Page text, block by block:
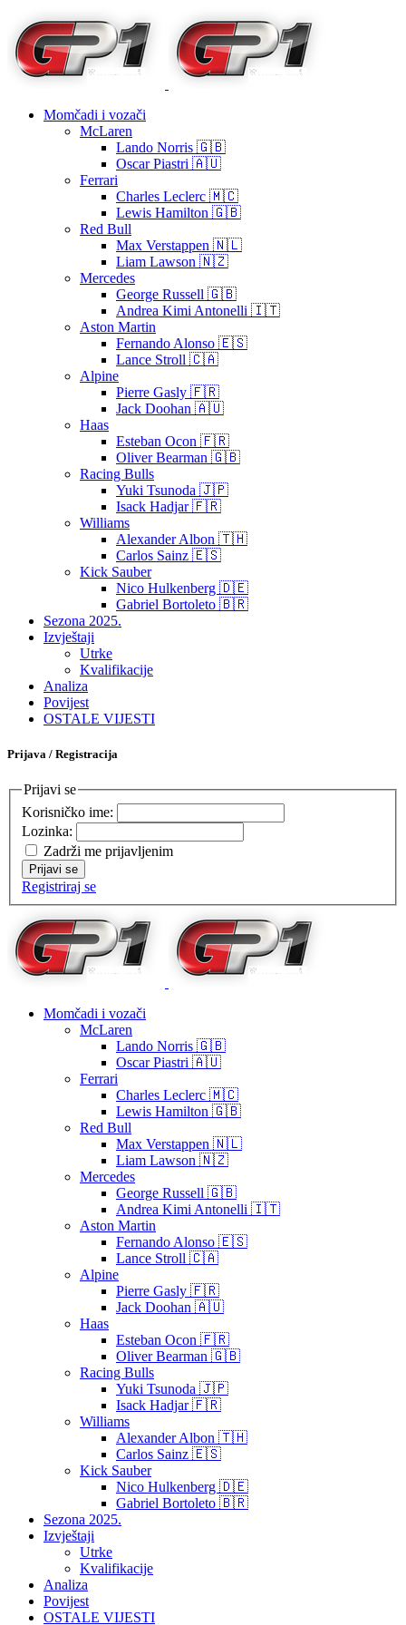
Momčadi i vozači
McLaren
Lando Norris 🇬🇧
Oscar Piastri 🇦🇺
Ferrari
Charles Leclerc 🇲🇨
Lewis Hamilton 🇬🇧
Red Bull
Max Verstappen 🇳🇱
Liam Lawson 🇳🇿
Mercedes
George Russell 🇬🇧
Andrea Kimi Antonelli 🇮🇹
Aston Martin
Fernando Alonso 🇪🇸
Lance Stroll 🇨🇦
Alpine
Pierre Gasly 🇫🇷
Jack Doohan 🇦🇺
Haas
Esteban Ocon 🇫🇷
Oliver Bearman 🇬🇧
Racing Bulls
Yuki Tsunoda 🇯🇵
Isack Hadjar 🇫🇷
Williams
Alexander Albon 🇹🇭
Carlos Sainz 🇪🇸
Kick Sauber
Nico Hulkenberg 🇩🇪
Gabriel Bortoleto 🇧🇷
Sezona 2025.
Izvještaji
Utrke
Kvalifikacije
Analiza
Povijest
OSTALE VIJESTI
Prijava / Registracija
Prijavi se
Korisničko ime:
Lozinka:
Zadrži me prijavljenim
Prijavi se
Registriraj se
Momčadi i vozači
McLaren
Lando Norris 🇬🇧
Oscar Piastri 🇦🇺
Ferrari
Charles Leclerc 🇲🇨
Lewis Hamilton 🇬🇧
Red Bull
Max Verstappen 🇳🇱
Liam Lawson 🇳🇿
Mercedes
George Russell 🇬🇧
Andrea Kimi Antonelli 🇮🇹
Aston Martin
Fernando Alonso 🇪🇸
Lance Stroll 🇨🇦
Alpine
Pierre Gasly 🇫🇷
Jack Doohan 🇦🇺
Haas
Esteban Ocon 🇫🇷
Oliver Bearman 🇬🇧
Racing Bulls
Yuki Tsunoda 🇯🇵
Isack Hadjar 🇫🇷
Williams
Alexander Albon 🇹🇭
Carlos Sainz 🇪🇸
Kick Sauber
Nico Hulkenberg 🇩🇪
Gabriel Bortoleto 🇧🇷
Sezona 2025.
Izvještaji
Utrke
Kvalifikacije
Analiza
Povijest
OSTALE VIJESTI